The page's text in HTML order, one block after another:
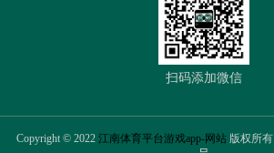
扫码添加微信
Copyright © 2022 江南体育平台游戏app-网站 版权所有